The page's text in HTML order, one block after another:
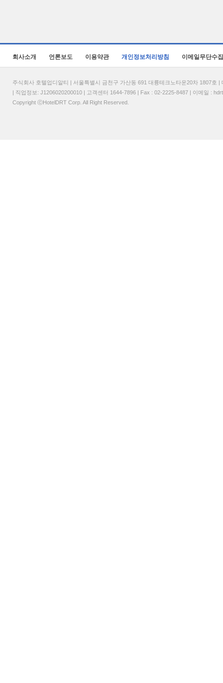
회사소개 언론보도 이용약관 개인정보처리방침 이메일무단수
주식회사 호텔업디알티 | 서울특별시 금천구 가산동 691 대륭테크노타운20차 1807
| 직업정보: J1206020200010 | 고객센터 1644-7896 | Fax : 02-2225-8487 | 이메일 :
Copyright ⓒHotelDRT Corp. All Right Reserved.